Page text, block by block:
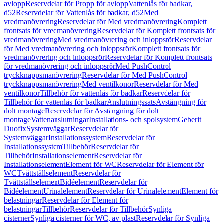
avloppReservdelar för Propp för avloppVattenlås för badkar,
d52Reservdelar för Vattenlås för badkar, d52Med
vredmanövreringReservdelar för Med vredmanövreringKomplett
frontsats för vredmanövreringReservdelar för Komplett frontsats för
vredmanövreringMed vredmanövrering och inloppsrörReservdelar
för Med vredmanövrering och inloppsrörKomplett frontsats för
vredmanövrering och inloppsrörReservdelar för Komplett frontsats
för vredmanövrering och inloppsrörMed PushControl
tryckknappsmanövreringReservdelar för Med PushControl
tryckknappsmanövreringMed ventilkonorReservdelar för Med
ventilkonorTillbehör för vattenlås för badkarReservdelar för
Tillbehör för vattenlås för badkarAnslutningssatsAvstängning för
dolt montageReservdelar för Avstängning för dolt
montageVattenanslutningarInstallations- och spolsystemGeberit
DuofixSystemväggarReservdelar för
SystemväggarInstallationssystemReservdelar för
InstallationssystemTillbehörReservdelar för
TillbehörInstallationselementReservdelar för
InstallationselementElement för WCReservdelar för Element för
WCTvättställselementReservdelar för
TvättställselementBidéelementReservdelar för
BidéelementUrinalelementReservdelar för UrinalelementElement för
belastningarReservdelar för Element för
belastningarTillbehörReservdelar för TillbehörSynliga
cisternerSynliga cisterner för WC, av plastReservdelar för Synliga